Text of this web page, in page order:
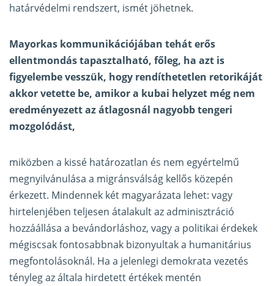
határvédelmi rendszert, ismét jöhetnek.
Mayorkas kommunikációjában tehát erős
ellentmondás tapasztalható, főleg, ha azt is
figyelembe vesszük, hogy rendíthetetlen retorikáját
akkor vetette be, amikor a kubai helyzet még nem
eredményezett az átlagosnál nagyobb tengeri
mozgolódást,
miközben a kissé határozatlan és nem egyértelmű
megnyilvánulása a migránsválság kellős közepén
érkezett. Mindennek két magyarázata lehet: vagy
hirtelenjében teljesen átalakult az adminisztráció
hozzáállása a bevándorláshoz, vagy a politikai érdekek
mégiscsak fontosabbnak bizonyultak a humanitárius
megfontolásoknál. Ha a jelenlegi demokrata vezetés
tényleg az általa hirdetett értékek mentén